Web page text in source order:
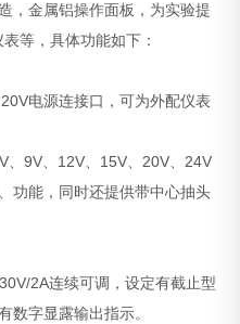
，金属铝操作面板，为实验提
等，具体功能如下：
电源连接口，可为外配仪表
、9V、12V、15V、20V、24V
功能，同时还提供带中心抽头
2A连续可调，设定有截止型
数字显露输出指示。